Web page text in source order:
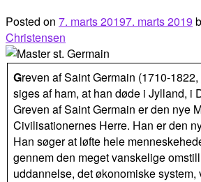
Posted on 7. marts 20197. marts 2019
Christensen
Greven af Saint Germain (1710-
siges af ham, at han døde i Jylland, i
Greven af Saint Germain er den nye
Civilisationernes Herre. Han er den
Han søger at løfte hele
gennem den meget vanskelige
uddannelse, det økonomiske system,